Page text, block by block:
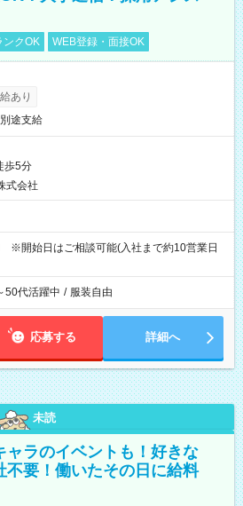
ンクOK WEB登録・面接OK
あり
途支給
歩5分
式会社
※開始日はご相談可能(入社まで約10営業日
50代活躍中 / 服装自由
応募する 詳細へ
未読
ャラのイベントも！好きな
要！働いたその日に給料